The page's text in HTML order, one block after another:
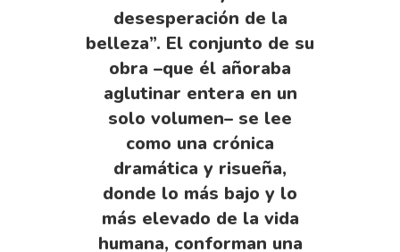
desesperación de la
belleza”. El conjunto de su
obra –que él añoraba
aglutinar entera en un
solo volumen– se lee
como una crónica
dramática y risueña,
donde lo más bajo y lo
más elevado de la vida
humana, conforman una